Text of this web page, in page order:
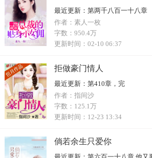
最近更新： 第两千八百一十八章
作者： 素人一枚
字数： 950.4万
更新时间： 02-10 06:37
拒做豪门情人
最近更新： 第410章，完
作者： 指间沙
字数： 125.1万
更新时间： 12-23 13:34
倘若余生只爱你